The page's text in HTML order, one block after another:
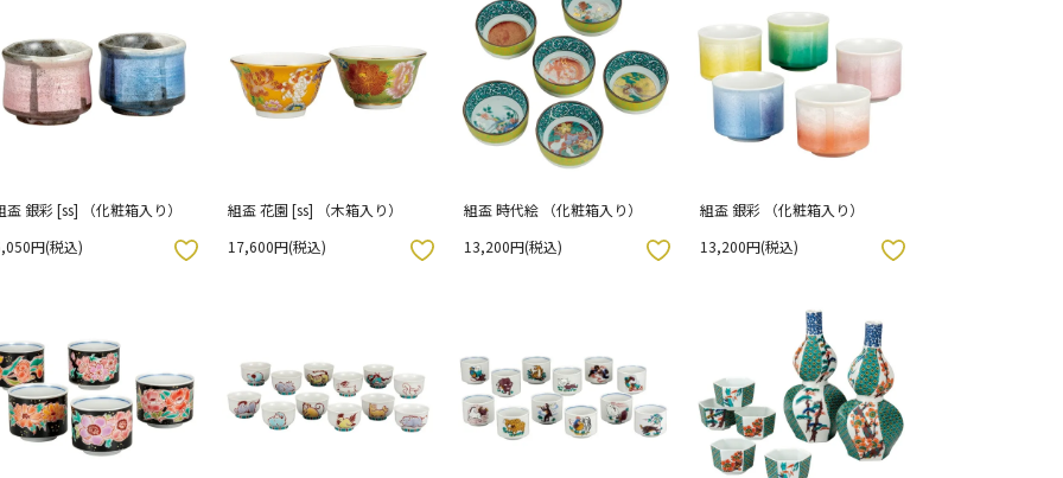
盃 銀彩 [ss] （化粧箱入り）
円(税込)
組盃 花園 [ss] （木箱入り）
17,600円(税込)
お気に入りボタン
組盃 時代絵 （化粧箱入り）
13,200円(税込)
お気に入りボタン
組盃 銀彩 （化粧箱入り）
13,200円(税込)
お気に入りボタン